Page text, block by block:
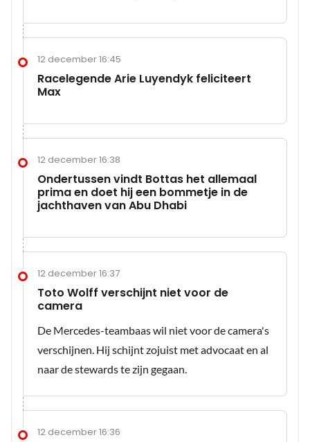
12 december 16:45
Racelegende Arie Luyendyk feliciteert
Max
12 december 16:38
Ondertussen vindt Bottas het allemaal
prima en doet hij een bommetje in de
jachthaven van Abu Dhabi
12 december 16:37
Toto Wolff verschijnt niet voor de
camera
De Mercedes-teambaas wil niet voor de camera's
verschijnen. Hij schijnt zojuist met advocaat en al
naar de stewards te zijn gegaan.
12 december 16:36